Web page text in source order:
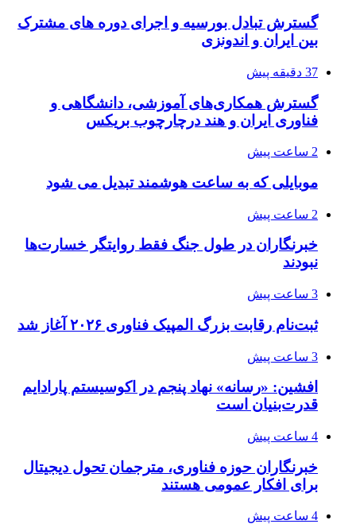
گسترش تبادل بورسیه و اجرای دوره های مشترک
بین ایران و اندونزی
37 دقیقه پیش
گسترش همکاری‌های آموزشی، دانشگاهی و
فناوری ایران و هند درچارچوب بریکس
2 ساعت پیش
موبایلی که به ساعت هوشمند تبدیل می شود
2 ساعت پیش
خبرنگاران در طول جنگ فقط روایتگر خسارت‌ها
نبودند
3 ساعت پیش
ثبت‌نام رقابت بزرگ المپیک فناوری ۲۰۲۶ آغاز شد
3 ساعت پیش
افشین: «رسانه» نهاد پنجم در اکوسیستم پارادایم
قدرت‌بنیان است
4 ساعت پیش
خبرنگاران حوزه فناوری، مترجمان تحول دیجیتال
برای افکار عمومی هستند
4 ساعت پیش